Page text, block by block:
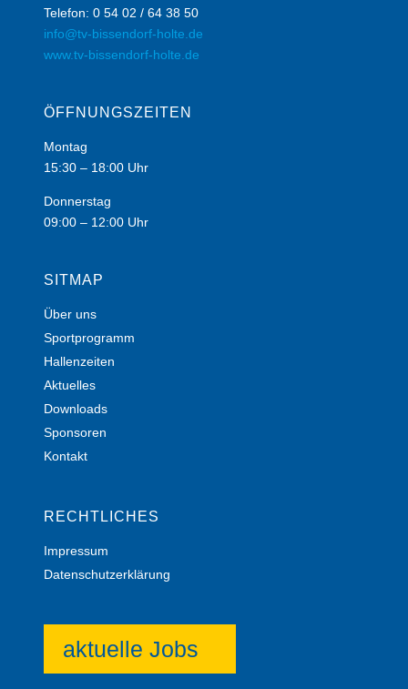
Telefon: 0 54 02 / 64 38 50
info@tv-bissendorf-holte.de
www.tv-bissendorf-holte.de
ÖFFNUNGSZEITEN
Montag
15:30 – 18:00 Uhr
Donnerstag
09:00 – 12:00 Uhr
SITMAP
Über uns
Sportprogramm
Hallenzeiten
Aktuelles
Downloads
Sponsoren
Kontakt
RECHTLICHES
Impressum
Datenschutzerklärung
aktuelle Jobs